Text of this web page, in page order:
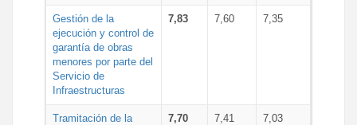
Gestión de la
ejecución y control de
garantía de obras
menores por parte del
Servicio de
Infraestructuras
7,83 7,60 7,35
Tramitación de la
7,70 7,41 7,03